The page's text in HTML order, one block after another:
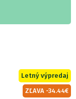
Letný výpredaj
ZĽAVA -34.44€